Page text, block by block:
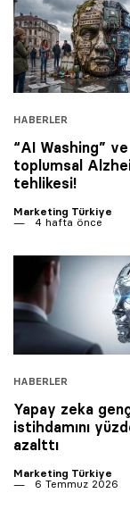
HABERLER
“AI Washing” ve
toplumsal
tehlikesi!
Marketing Türkiye
4 hafta önce
HABERLER
Yapay zeka
istihdamını
azalttı
Marketing Türkiye
6 Temmuz 2026